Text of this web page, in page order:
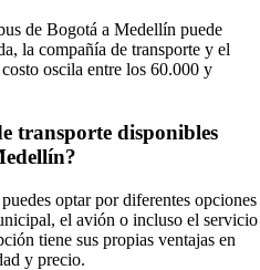
de Bogotá a Medellín puede
la compañía de transporte y el
oscila entre los 60.000 y
transporte disponibles
optar por diferentes opciones
el avión o incluso el servicio
tiene sus propias ventajas en
y precio.